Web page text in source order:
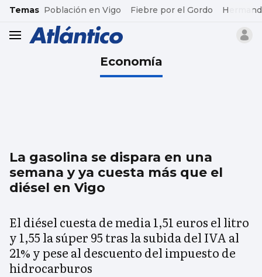
common.go-to-content
Temas Población en Vigo Fiebre por el Gordo
header.menu.open
Economía
La gasolina se dispara en una
semana y ya cuesta más que el
diésel en Vigo
El diésel cuesta de media 1,51 euros el litro
y 1,55 la súper 95 tras la subida del IVA al
21% y pese al descuento del impuesto de
hidrocarburos